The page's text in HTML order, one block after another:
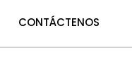
CONTÁCTENOS